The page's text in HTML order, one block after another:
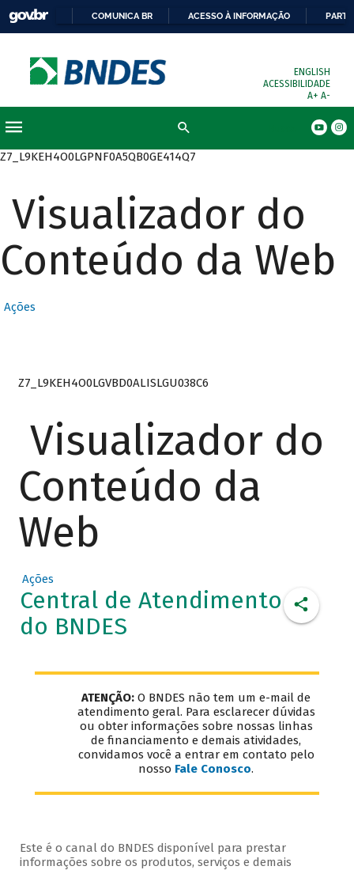
COMUNICA BR ACESSO À INFORMAÇÃO
ENGLISH
ACESSIBILIDADE
A+ A-
Z7_L9KEH4O0LGPNF0A5QB0GE414Q7
Visualizador do
Conteúdo da Web
Ações
Z7_L9KEH4O0LGVBD0ALISLGU038C6
Visualizador do
Conteúdo da
Web
Ações
Central de Atendimento
do BNDES
ATENÇÃO: O BNDES não tem um e-mail de
atendimento geral. Para esclarecer dúvidas
ou obter informações sobre nossas linhas
de financiamento e demais atividades,
convidamos você a entrar em contato pelo
nosso Fale Conosco.
Este é o canal do BNDES disponível para prestar
informações sobre os produtos, serviços e demais